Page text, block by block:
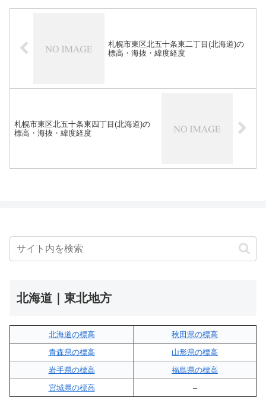
札幌市東区北五十条東二丁目(北海道)の
標高・海抜・緯度経度
札幌市東区北五十条東四丁目(北海道)の
標高・海抜・緯度経度
北海道｜東北地方
北海道の標高
秋田県の標高
青森県の標高
山形県の標高
岩手県の標高
福島県の標高
宮城県の標高
–